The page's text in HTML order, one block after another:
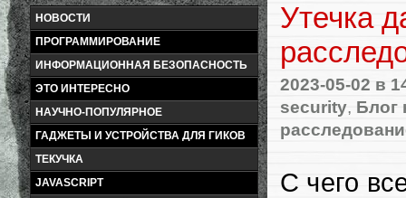
НОВОСТИ
ПРОГРАММИРОВАНИЕ
ИНФОРМАЦИОННАЯ БЕЗОПАСНОСТЬ
ЭТО ИНТЕРЕСНО
НАУЧНО-ПОПУЛЯРНОЕ
ГАДЖЕТЫ И УСТРОЙСТВА ДЛЯ ГИКОВ
ТЕКУЧКА
JAVASCRIPT
Утечка
2023-05-02 в
security, Блог
С чего